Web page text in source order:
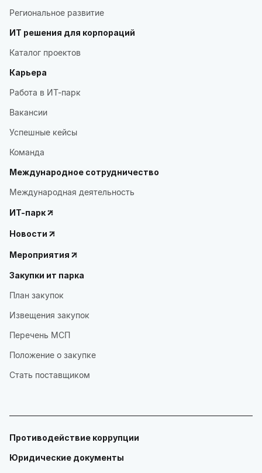
Региональное развитие
ИТ решения для корпораций
Каталог проектов
Карьера
Работа в ИТ-парк
Вакансии
Успешные кейсы
Команда
Международное сотрудничество
Международная деятельность
ИТ-парк
Новости
Мероприятия
Закупки ит парка
План закупок
Извещения закупок
Перечень МСП
Положение о закупке
Стать поставщиком
Противодействие коррупции
Юридические документы